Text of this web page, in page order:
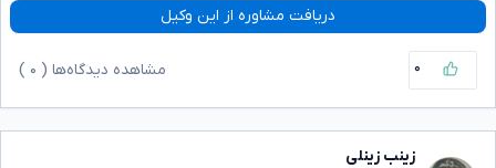
دریافت مشاوره از این وکیل
۰ مشاهده دیدگاه‌ها ( ۰
زینب زینلی